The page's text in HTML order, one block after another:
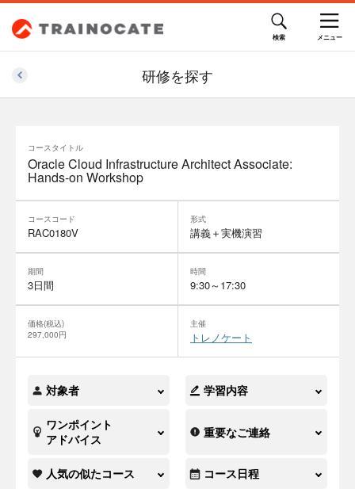
研修を探す
コースタイトル
Oracle Cloud Infrastructure Architect Associate:
Hands-on Workshop
コースコード
RAC0180V
形式
講義＋実機演習
期間
3日間
時間
9:30～17:30
価格(税込)
297,000円
主催
トレノケート
対象者 学習内容
ワンポイント
アドバイス
重要なご連絡
人気の似たコース コース日程